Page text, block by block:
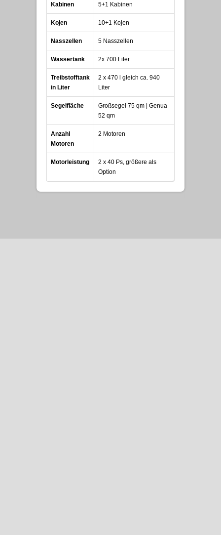
Kabinen 5+1 Kabinen
Kojen 10+1 Kojen
Nasszellen 5 Nasszellen
Wassertank 2x 700 Liter
Treibstofftank
in Liter
2 x 470 l gleich ca. 940
Liter
Segelfläche
Großsegel 75 qm | Genua
52 qm
Anzahl
Motoren
2 Motoren
Motorleistung
2 x 40 Ps, größere als
Option